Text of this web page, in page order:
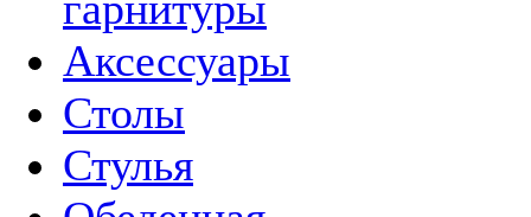
Аксессуары
Столы
Стулья